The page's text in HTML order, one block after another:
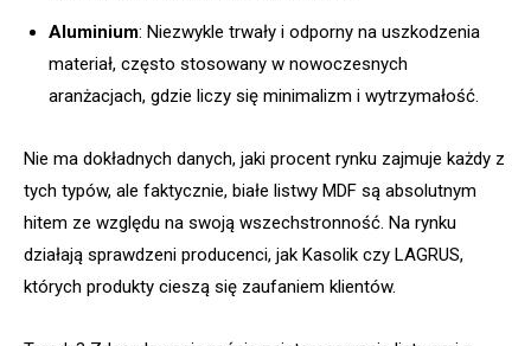
Aluminium: Niezwykle trwały i odporny na uszkodzenia
materiał, często stosowany w nowoczesnych
aranżacjach, gdzie liczy się minimalizm i wytrzymałość.
Nie ma dokładnych danych, jaki procent rynku zajmuje każdy z
tych typów, ale faktycznie, białe listwy MDF są absolutnym
hitem ze względu na swoją wszechstronność. Na rynku
działają sprawdzeni producenci, jak Kasolik czy LAGRUS,
których produkty cieszą się zaufaniem klientów.